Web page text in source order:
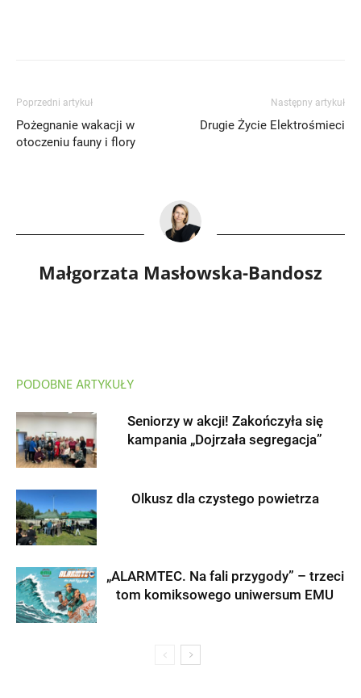
Poprzedni artykuł
Pożegnanie wakacji w
otoczeniu fauny i flory
Następny artykuł
Drugie Życie Elektrośmieci
Małgorzata Masłowska-Bandosz
PODOBNE ARTYKUŁY
Seniorzy w akcji! Zakończyła się
kampania „Dojrzała segregacja”
Olkusz dla czystego powietrza
„ALARMTEC. Na fali przygody” – trzeci
tom komiksowego uniwersum EMU